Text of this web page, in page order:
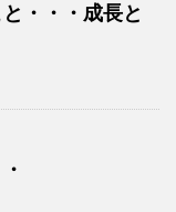
・・・成長と